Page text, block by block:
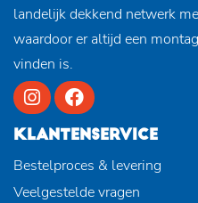
landelijk dekkend netwerk
waardoor er altijd een
vinden is.
KLANTENSERVICE
Bestelproces & levering
Veelgestelde vragen